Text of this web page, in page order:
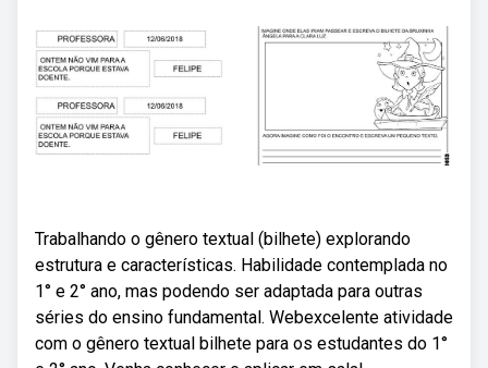
Trabalhando o gênero textual (bilhete) explorando
estrutura e características. Habilidade contemplada no
1° e 2° ano, mas podendo ser adaptada para outras
séries do ensino fundamental. Webexcelente atividade
com o gênero textual bilhete para os estudantes do 1°